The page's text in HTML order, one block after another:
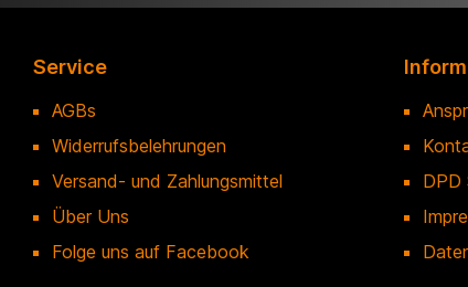
Service
AGBs
Widerrufsbelehrungen
Versand- und Zahlungsmittel
Über Uns
Folge uns auf Facebook
DPD